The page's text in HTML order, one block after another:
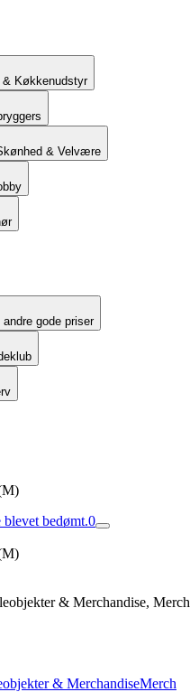
& Køkkenudstyr
& Velvære
gode priser
bedømt.0
& Merchandise, Merch
& MerchandiseMerch